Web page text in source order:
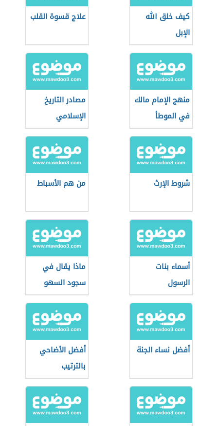
كيف خلق الله
الإبل
علاج قسوة القلب
منهج الإمام مالك
في الموطأ
مصادر التاريخ
الإسلامي
شروط الإرث من هم الأسباط
أسماء بنات
الرسول
ماذا يقال في
سجود السهو
أفضل نساء الجنة
أفضل الأضاحي
بالترتيب